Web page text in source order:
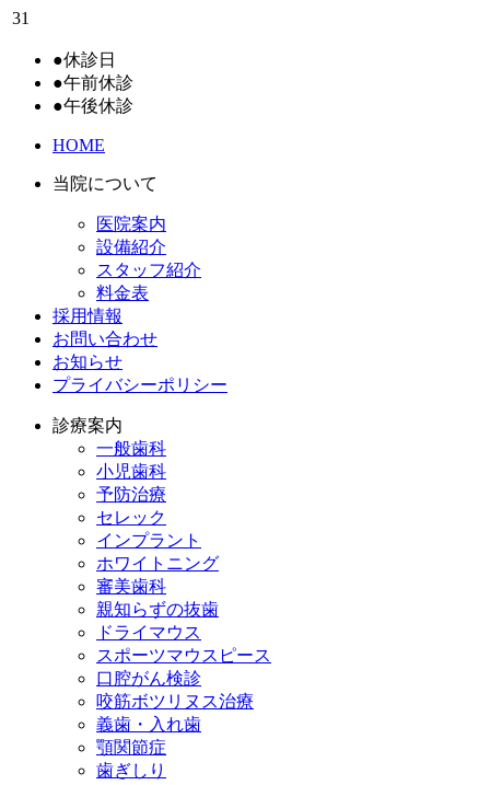
31
●休診日
●午前休診
●午後休診
HOME
当院について
医院案内
設備紹介
スタッフ紹介
料金表
採用情報
お問い合わせ
お知らせ
プライバシーポリシー
診療案内
一般歯科
小児歯科
予防治療
セレック
インプラント
ホワイトニング
審美歯科
親知らずの抜歯
ドライマウス
スポーツマウスピース
口腔がん検診
咬筋ボツリヌス治療
義歯・入れ歯
顎関節症
歯ぎしり